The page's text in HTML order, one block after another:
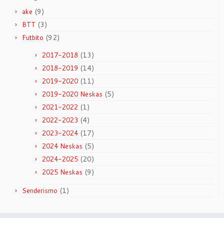
ake (9)
BTT (3)
Futbito (92)
2017-2018 (13)
2018-2019 (14)
2019-2020 (11)
2019-2020 Neskas (5)
2021-2022 (1)
2022-2023 (4)
2023-2024 (17)
2024 Neskas (5)
2024-2025 (20)
2025 Neskas (9)
Senderismo (1)